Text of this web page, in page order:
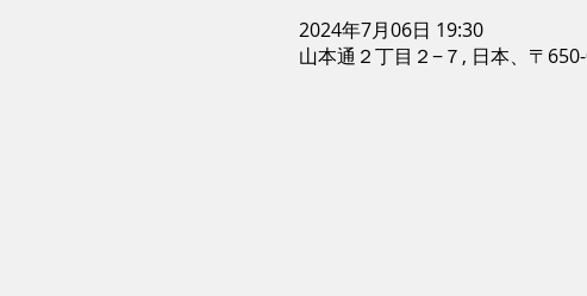
2024年7月06日 19:30
山本通２丁目２−７, 日本、〒